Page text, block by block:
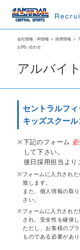
会社情報・IR情報 > 採用情報 >
お問い合わせ
アルバイ
セントラルフ
キッズスクー
下記のフォーム
して下さい。
後日採用担当より
フォームに入力され
致します。
また、個人情報の取
さい。
フォームに入力され
され、安全性を確保
ただし、お客様のブ
ものである必要があり